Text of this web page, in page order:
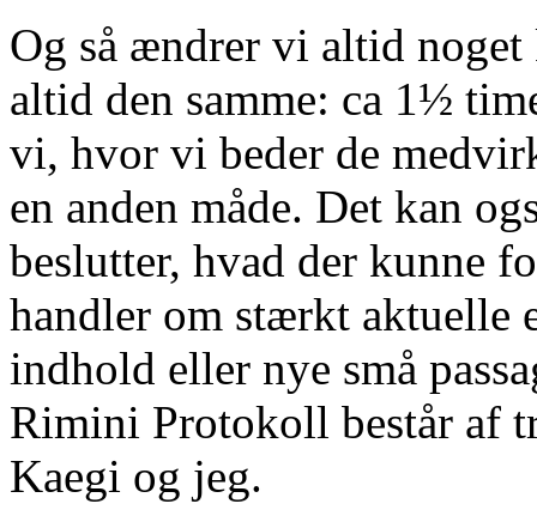
Og så ændrer vi altid
altid den samme: ca 1½
vi, hvor vi beder de
en anden måde. Det kan
beslutter, hvad der kunne
handler om stærkt aktuelle
indhold eller nye små
Rimini Protokoll består af
Kaegi og jeg.